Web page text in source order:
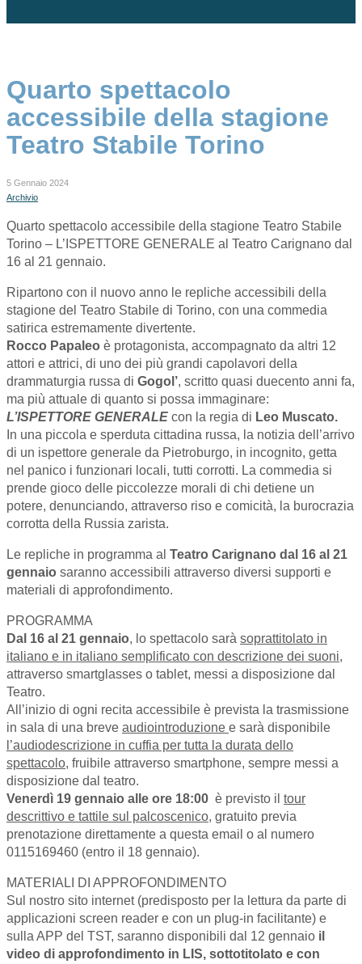
Quarto spettacolo
accessibile della stagione
Teatro Stabile Torino
5 Gennaio 2024
Archivio
Quarto spettacolo accessibile della stagione Teatro Stabile
Torino – L’ISPETTORE GENERALE al Teatro Carignano dal
16 al 21 gennaio.
Ripartono con il nuovo anno le repliche accessibili della
stagione del Teatro Stabile di Torino, con una commedia
satirica estremamente divertente.
Rocco Papaleo è protagonista, accompagnato da altri 12
attori e attrici, di uno dei più grandi capolavori della
drammaturgia russa di Gogol’, scritto quasi duecento anni fa,
ma più attuale di quanto si possa immaginare:
L’ISPETTORE GENERALE con la regia di Leo Muscato.
In una piccola e sperduta cittadina russa, la notizia dell’arrivo
di un ispettore generale da Pietroburgo, in incognito, getta
nel panico i funzionari locali, tutti corrotti. La commedia si
prende gioco delle piccolezze morali di chi detiene un
potere, denunciando, attraverso riso e comicità, la burocrazia
corrotta della Russia zarista.
Le repliche in programma al Teatro Carignano dal 16 al 21
gennaio saranno accessibili attraverso diversi supporti e
materiali di approfondimento.
PROGRAMMA
Dal 16 al 21 gennaio, lo spettacolo sarà soprattitolato in
italiano e in italiano semplificato con descrizione dei suoni,
attraverso smartglasses o tablet, messi a disposizione dal
Teatro.
All’inizio di ogni recita accessibile è prevista la trasmissione
in sala di una breve audiointroduzione e sarà disponibile
l’audiodescrizione in cuffia per tutta la durata dello
spettacolo, fruibile attraverso smartphone, sempre messi a
disposizione dal teatro.
Venerdì 19 gennaio alle ore 18:00 è previsto il tour
descrittivo e tattile sul palcoscenico, gratuito previa
prenotazione direttamente a questa email o al numero
0115169460 (entro il 18 gennaio).
MATERIALI DI APPROFONDIMENTO
Sul nostro sito internet (predisposto per la lettura da parte di
applicazioni screen reader e con un plug-in facilitante) e
sulla APP del TST, saranno disponibili dal 12 gennaio il
video di approfondimento in LIS, sottotitolato e con